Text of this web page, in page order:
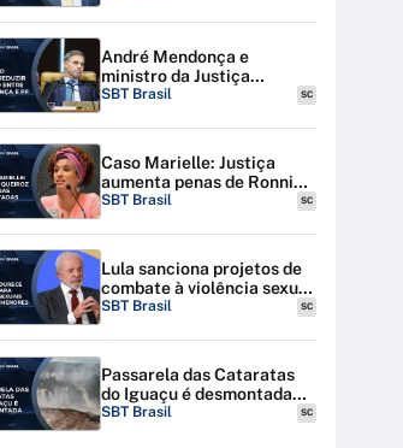
André Mendonça e
ministro da Justiça
discutem tensão entre STF
SBT Brasil SC
Caso Marielle: Justiça
aumenta penas de Ronnie
Lessa e Élcio Queiroz
SBT Brasil SC
Lula sanciona projetos de
combate à violência sexual
contra menores na
SBT Brasil SC
Passarela das Cataratas
do Iguaçu é desmontada
por riscos de inundação
SBT Brasil SC